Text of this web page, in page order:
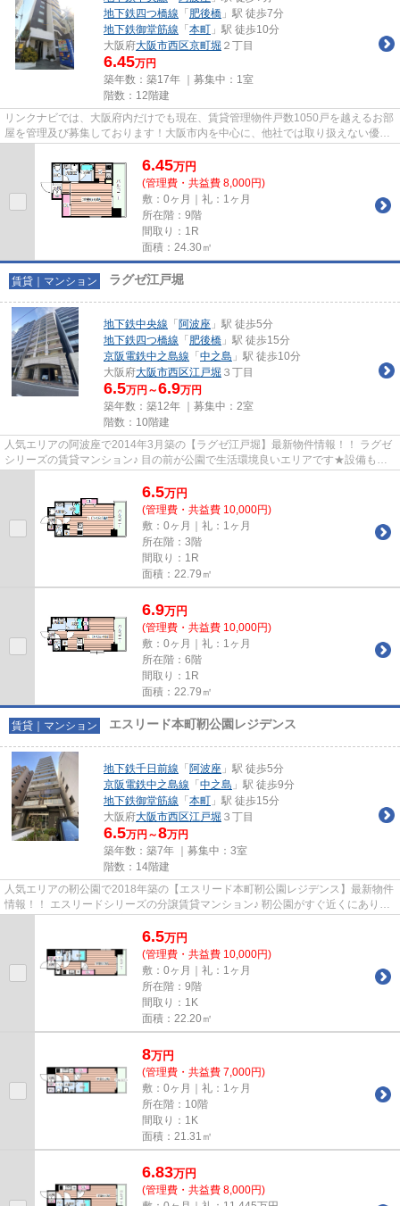
地下鉄四つ橋線 「 肥後橋 」駅 徒歩7分
地下鉄御堂筋線 「 本町 」駅 徒歩10分
大阪府大阪市西区京町堀 ２丁目
6.45万円
築年数：築17年 ｜募集中： 1室
階数：12階建
リンクナビでは、大阪府内だけでも現在、賃貸管理物件戸数1050戸を越えるお部
屋を管理及び募集しております！大阪市内を中心に、他社では取り扱えない優良
6.45万円
(管理費・共益費 8,000円)
敷：0ヶ月｜礼：1ヶ月
所在階：9階
間取り：1R
面積：24.30㎡
賃貸｜マンション ラグゼ江戸堀
地下鉄中央線 「 阿波座 」駅 徒歩5分
地下鉄四つ橋線 「 肥後橋 」駅 徒歩15分
京阪電鉄中之島線 「 中之島 」駅 徒歩10分
大阪府大阪市西区江戸堀 ３丁目
6.5万円～6.9万円
築年数：築12年 ｜募集中： 2室
階数：10階建
人気エリアの阿波座で2014年3月築の【ラグゼ江戸堀】最新物件情報！！ ラグゼ
シリーズの賃貸マンション♪ 目の前が公園で生活環境良いエリアです★設備も充
6.5万円
(管理費・共益費 10,000円)
敷：0ヶ月｜礼：1ヶ月
所在階：3階
間取り：1R
面積：22.79㎡
6.9万円
(管理費・共益費 10,000円)
敷：0ヶ月｜礼：1ヶ月
所在階：6階
間取り：1R
面積：22.79㎡
賃貸｜マンション エスリード本町靭公園レジデンス
地下鉄千日前線 「 阿波座 」駅 徒歩5分
京阪電鉄中之島線 「 中之島 」駅 徒歩9分
地下鉄御堂筋線 「 本町 」駅 徒歩15分
大阪府大阪市西区江戸堀 ３丁目
6.5万円～8万円
築年数：築7年 ｜募集中： 3室
階数：14階建
人気エリアの靭公園で2018年築の【エスリード本町靭公園レジデンス】最新物件
情報！！ エスリードシリーズの分譲賃貸マンション♪ 靭公園がすぐ近くにあり楽
6.5万円
(管理費・共益費 10,000円)
敷：0ヶ月｜礼：1ヶ月
所在階：9階
間取り：1K
面積：22.20㎡
8万円
(管理費・共益費 7,000円)
敷：0ヶ月｜礼：1ヶ月
所在階：10階
間取り：1K
面積：21.31㎡
6.83万円
(管理費・共益費 8,000円)